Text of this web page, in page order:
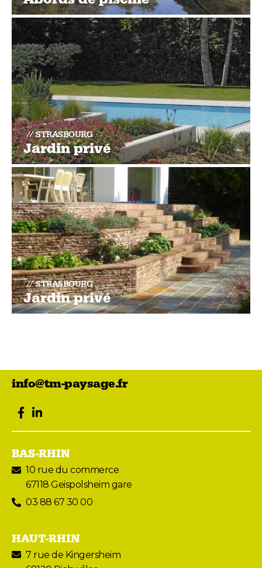
STRASBOURG
Jardin privé
STRASBOURG
Jardin privé
info@tm-paysage.fr
facebook
LinkedIn
BAS-RHIN
10 rue du commerce
67118 Geispolsheim gare
03 88 67 30 00
HAUT-RHIN
7 rue de Kingersheim